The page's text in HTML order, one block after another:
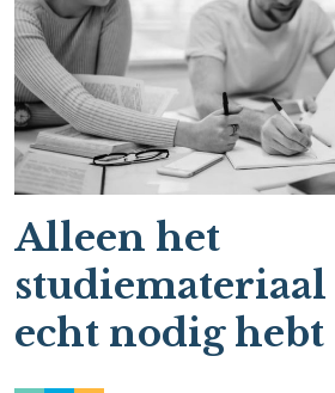
Alleen het
studiemateriaal
echt nodig hebt